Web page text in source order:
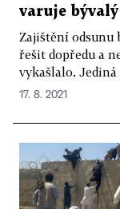
varuje
Zajištění odsunu
řešit dopředu a
vykašlalo. Jediná
17. 8. 2021